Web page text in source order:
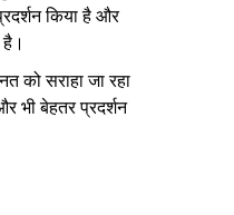
किया है और
है।
को सराहा जा रहा
भी बेहतर प्रदर्शन